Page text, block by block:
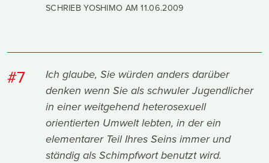
SCHRIEB YOSHIMO AM11.06.2009
#7
Ich glaube, Sie würden anders darüber
denken wenn Sie als schwuler Jugendlicher
in einer weitgehend heterosexuell
orientierten Umwelt lebten, in der ein
elementarer Teil Ihres Seins immer und
ständig als Schimpfwort benutzt wird.